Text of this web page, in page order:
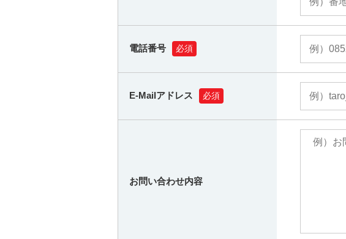
電話番号 必須
E-Mailアドレス 必須
お問い合わせ内容